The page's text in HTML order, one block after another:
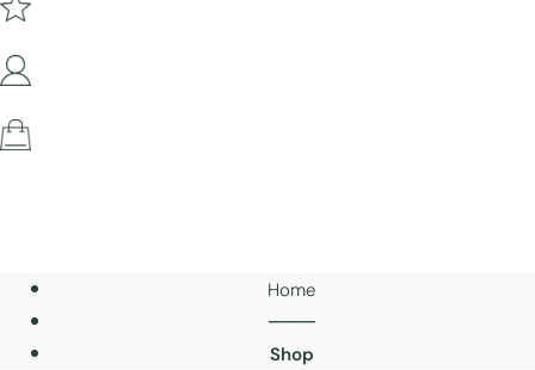
Home
───
Shop